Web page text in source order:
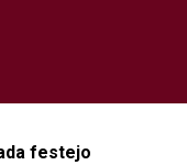
festejo